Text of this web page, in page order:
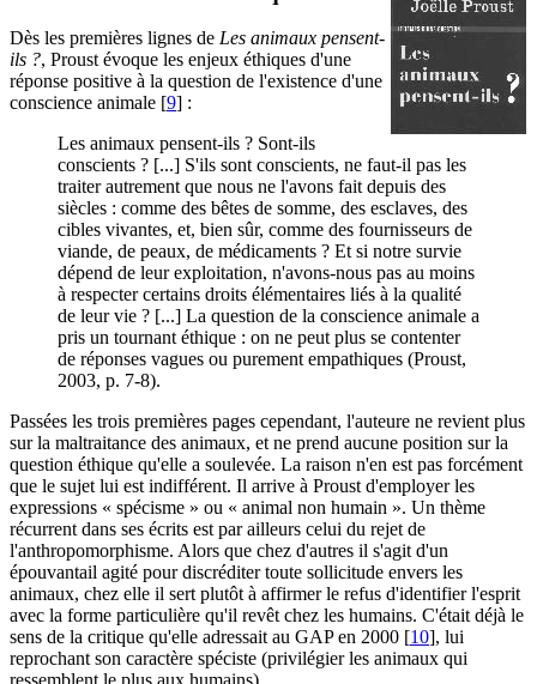
Dès les premières lignes de Les animaux pensent-
ils ?, Proust évoque les enjeux éthiques d'une
réponse positive à la question de l'existence d'une
conscience animale [9] :
Les animaux pensent-ils ? Sont-ils
conscients ? [...] S'ils sont conscients, ne faut-il pas les
traiter autrement que nous ne l'avons fait depuis des
siècles : comme des bêtes de somme, des esclaves, des
cibles vivantes, et, bien sûr, comme des fournisseurs de
viande, de peaux, de médicaments ? Et si notre survie
dépend de leur exploitation, n'avons-nous pas au moins
à respecter certains droits élémentaires liés à la qualité
de leur vie ? [...] La question de la conscience animale a
pris un tournant éthique : on ne peut plus se contenter
de réponses vagues ou purement empathiques (Proust,
2003, p. 7-8).
Passées les trois premières pages cependant, l'auteure ne revient plus
sur la maltraitance des animaux, et ne prend aucune position sur la
question éthique qu'elle a soulevée. La raison n'en est pas forcément
que le sujet lui est indifférent. Il arrive à Proust d'employer les
expressions « spécisme » ou « animal non humain ». Un thème
récurrent dans ses écrits est par ailleurs celui du rejet de
l'anthropomorphisme. Alors que chez d'autres il s'agit d'un
épouvantail agité pour discréditer toute sollicitude envers les
animaux, chez elle il sert plutôt à affirmer le refus d'identifier l'esprit
avec la forme particulière qu'il revêt chez les humains. C'était déjà le
sens de la critique qu'elle adressait au GAP en 2000 [10], lui
reprochant son caractère spéciste (privilégier les animaux qui